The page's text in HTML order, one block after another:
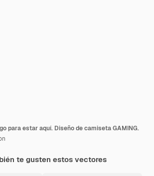
para estar aquí. Diseño de camiseta GAMING.
te gusten estos vectores